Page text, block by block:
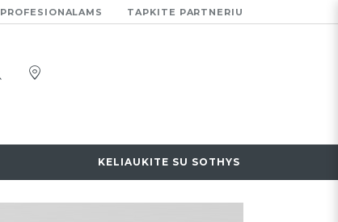
PROFESIONALAMS TAPKITE PARTNERIU
KELIAUKITE SU SOTHYS